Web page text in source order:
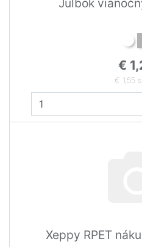
Julbok
€
€ 1,55
Xeppy RPET